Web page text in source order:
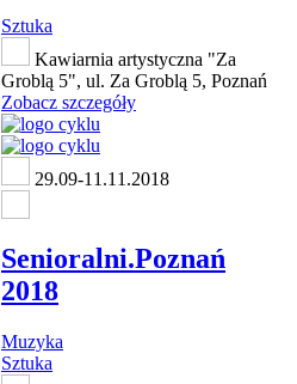
Sztuka
Kawiarnia artystyczna "Za
Groblą 5", ul. Za Groblą 5, Poznań
Zobacz szczegóły
29.09-11.11.2018
Senioralni.Poznań
2018
Muzyka
Sztuka